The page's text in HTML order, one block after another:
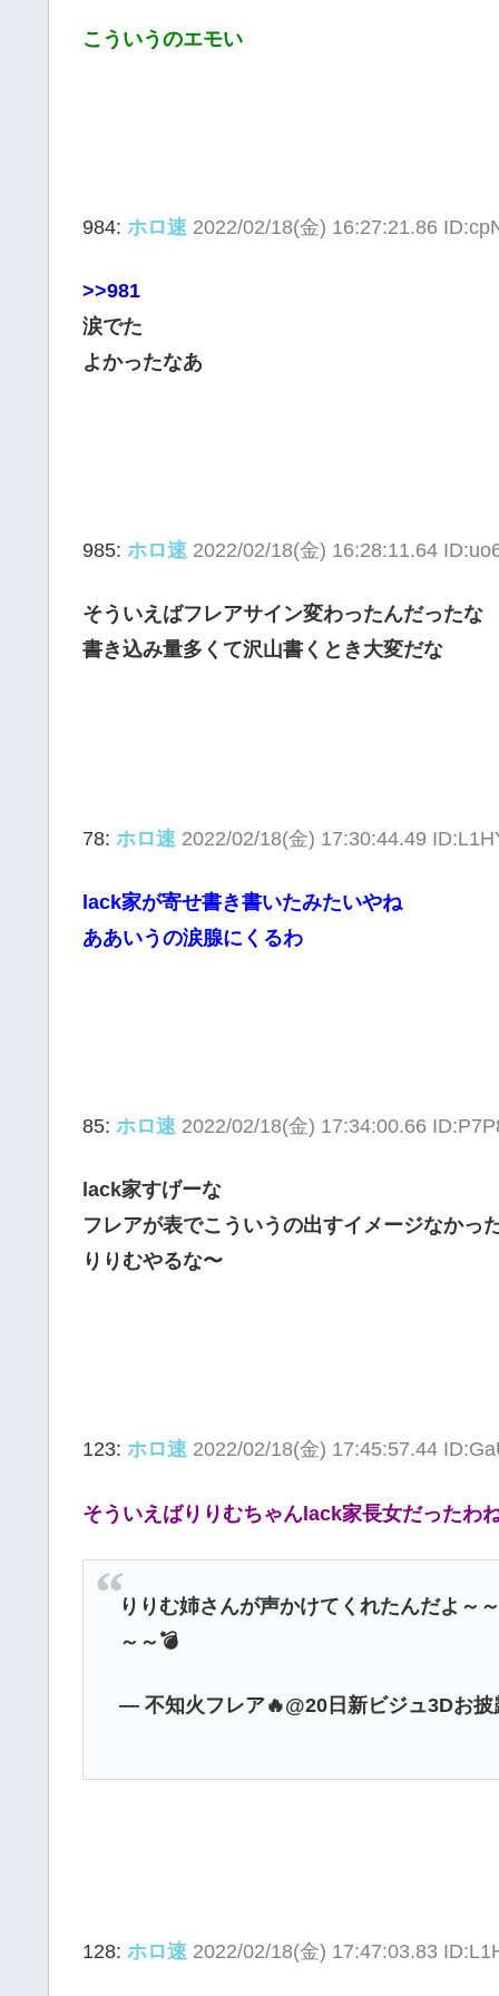
こういうのエモい
984: ホロ速 2022/02/18(金) 16:27:21.86
>>981
涙でた
よかったなあ
985: ホロ速 2022/02/18(金) 16:28:11.64
そういえばフレアサイン変わったんだったな
書き込み量多くて沢山書くとき大変だな
78: ホロ速 2022/02/18(金) 17:30:44.49
lack家が寄せ書き書いたみたいやね
ああいうの涙腺にくるわ
85: ホロ速 2022/02/18(金) 17:34:00.66
lack家すげーな
フレアが表でこういうの出すイメージなかっ
りりむやるな〜
123: ホロ速 2022/02/18(金) 17:45:57.44
そういえばりりむちゃんlack家長女だったわ
りりむ姉さんが声かけてくれたんだよ～
～～💣
— 不知火フレア🔥@20日新ビジュ3Dお
128: ホロ速 2022/02/18(金) 17:47:03.83